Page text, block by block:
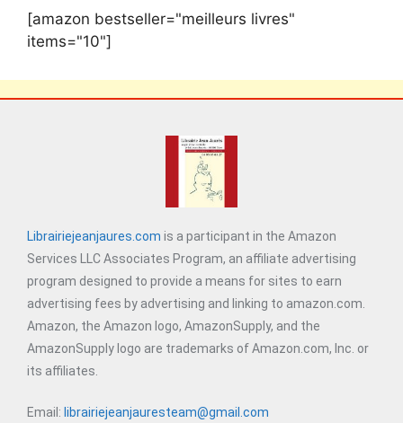
[amazon bestseller="meilleurs livres"
items="10"]
Librairiejeanjaures.com is a participant in the Amazon
Services LLC Associates Program, an affiliate advertising
program designed to provide a means for sites to earn
advertising fees by advertising and linking to amazon.com.
Amazon, the Amazon logo, AmazonSupply, and the
AmazonSupply logo are trademarks of Amazon.com, Inc. or
its affiliates.
Email: librairiejeanjauresteam@gmail.com